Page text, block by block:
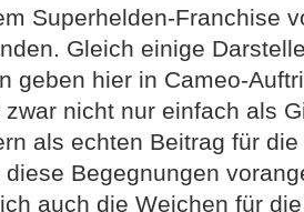
Superhelden-Franchise
Gleich einige
geben hier in Cameo-
zwar nicht nur einfach als
als echten Beitrag für
diese Begegnungen
auch die Weichen für